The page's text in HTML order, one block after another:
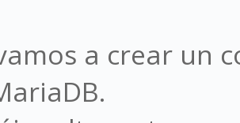
a crear un